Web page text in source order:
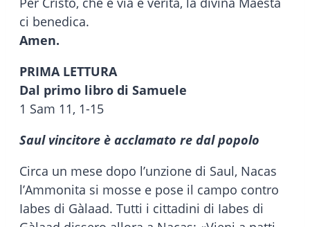
ci benedica.
Amen.
PRIMA LETTURA
Dal primo libro di Samuele
1 Sam 11, 1-15
Saul vincitore è acclamato re dal popolo
Circa un mese dopo l’unzione di Saul, Nacas
l’Ammonita si mosse e pose il campo contro
Iabes di Gàlaad. Tutti i cittadini di Iabes di